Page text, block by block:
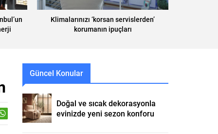
Klimalarınızı ‘korsan servislerden’
korumanın ipuçları
Güncel Konular
Doğal ve sıcak dekorasyonla
evinizde yeni sezon konforu